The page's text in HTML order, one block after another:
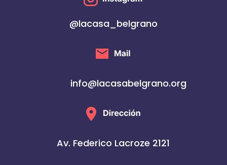
@lacasa_belgrano
info@lacasabelgrano.org
Av. Federico Lacroze 2121